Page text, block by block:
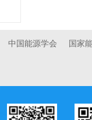
中国能源学会 国家